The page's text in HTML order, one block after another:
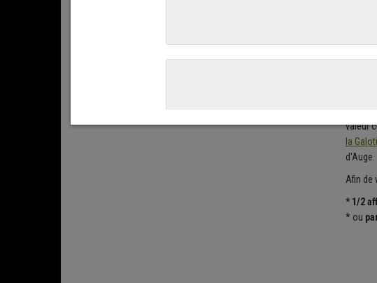
ses
le
Notre
,
Pour
valeur
la
d'Auge.
Afin de
* 1/2
* ou